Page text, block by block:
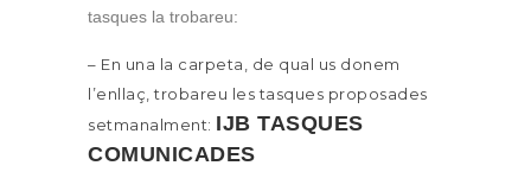
tasques la trobareu:
– En una la carpeta, de qual us donem
l’enllaç, trobareu les tasques proposades
setmanalment: IJB TASQUES
COMUNICADES